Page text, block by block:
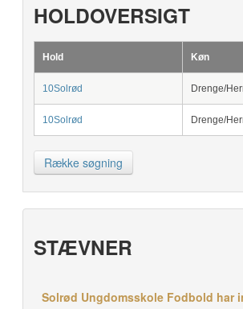
HOLDOVERSIGT
Hold Køn
10Solrød Drenge/
10Solrød Drenge/
Række søgning
STÆVNER
Solrød Ungdomsskole Fodbold har